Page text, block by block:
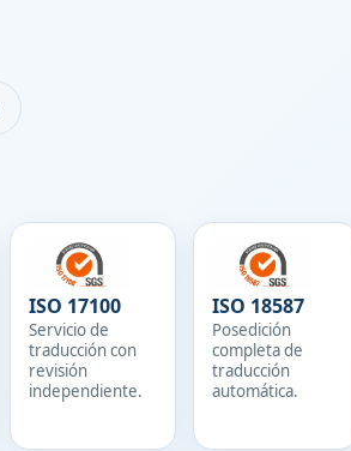
ISO 17100
Servicio de
traducción con
revisión
independiente.
ISO 18587
Posedición
completa de
traducción
automática.